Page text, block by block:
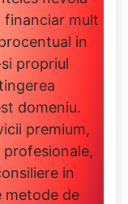
financiar mult
in
propriul
domeniu.
premium,
in
metode de